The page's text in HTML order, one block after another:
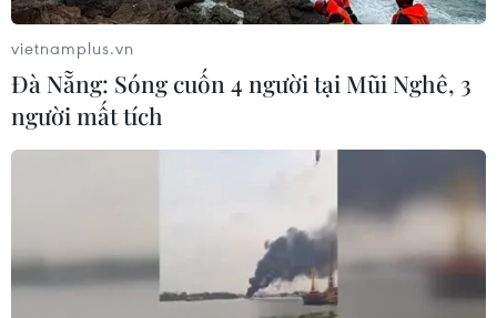
vietnamplus.vn
Đà Nẵng: Sóng cuốn 4 người tại Mũi Nghê, 3
người mất tích